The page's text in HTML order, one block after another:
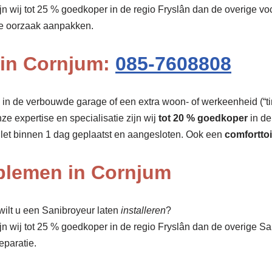
wij tot 25 % goedkoper in de regio Fryslân dan de overige
oorzaak aanpakken.
Cornjum: 085-7608808
de verbouwde garage of een extra woon- of werkeenheid
expertise en specialisatie zijn wij tot 20 % goedkoper in
binnen 1 dag geplaatst en aangesloten. Ook een
in Cornjum
u een Sanibroyeur laten installeren?
wij tot 25 % goedkoper in de regio Fryslân dan de overige